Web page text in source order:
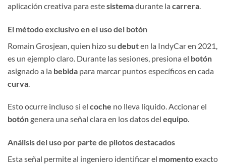
aplicación creativa para estesistemadurante la carrera
El método exclusivo en el uso del botón
Romain Grosjean, quien hizo su debuten la IndyCar en 2021,
es un ejemplo claro. Durante las sesiones, presiona el botón
asignado a la bebida para marcar puntos específicos en cada
curva
Esto ocurre incluso si el coche no lleva líquido. Accionar el
botóngenera una señal clara en los datos del equipo.
Análisis del uso por parte de pilotos destacados
Esta señal permite al ingeniero identificar el momentoexacto